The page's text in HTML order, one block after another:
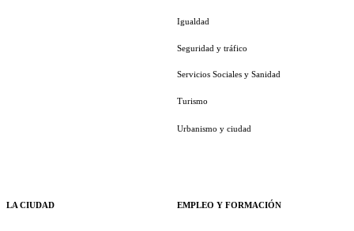
LA CIUDAD
Igualdad
Seguridad y tráfico
Servicios Sociales y Sanidad
Turismo
Urbanismo y ciudad
EMPLEO Y FORMACIÓN